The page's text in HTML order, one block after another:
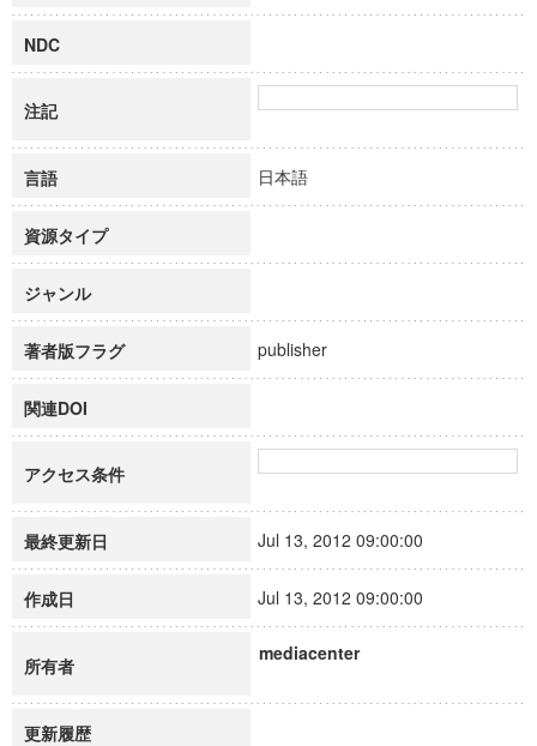
NDC
注記
言語 日本語
資源タイプ
ジャンル
著者版フラグ publisher
関連DOI
アクセス条件
最終更新日 Jul 13, 2012 09:00:00
作成日 Jul 13, 2012 09:00:00
所有者
mediacenter
更新履歴